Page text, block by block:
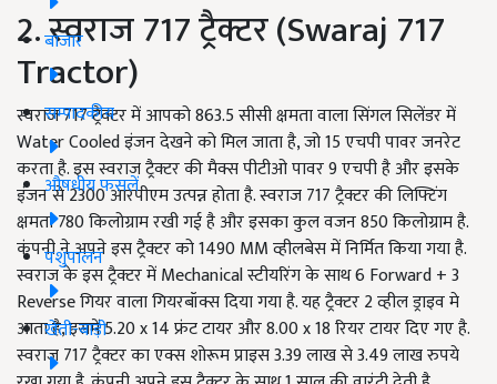
बाजार
सम्पादकीय
औषधीय फसलें
पशुपालन
खेती-बाड़ी
2. स्वराज 717 ट्रैक्टर (Swaraj 717
Tractor)
स्वराज 717 ट्रैक्टर में आपको 863.5 सीसी क्षमता वाला सिंगल सिलेंडर में
Water Cooled इंजन देखने को मिल जाता है, जो 15 एचपी पावर जनरेट
करता है. इस स्वराज ट्रैक्टर की मैक्स पीटीओ पावर 9 एचपी है और इसके
इंजन से 2300 आरपीएम उत्पन्न होता है. स्वराज 717 ट्रैक्टर की लिफ्टिंग
क्षमता 780 किलोग्राम रखी गई है और इसका कुल वजन 850 किलोग्राम है.
कंपनी ने अपने इस ट्रैक्टर को 1490 MM व्हीलबेस में निर्मित किया गया है.
स्वराज के इस ट्रैक्टर में Mechanical स्टीयरिंग के साथ 6 Forward + 3
Reverse गियर वाला गियरबॉक्स दिया गया है. यह ट्रैक्टर 2 व्हील ड्राइव मे
आता है, इसमें 5.20 x 14 फ्रंट टायर और 8.00 x 18 रियर टायर दिए गए है.
स्वराज 717 ट्रैक्टर का एक्स शोरूम प्राइस 3.39 लाख से 3.49 लाख रुपये